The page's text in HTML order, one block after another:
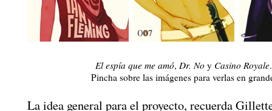
El espía que me amó, Dr. No y Casino Royale.
Pincha sobre las imágenes para verlas en
La idea general para el proyecto, recuerda